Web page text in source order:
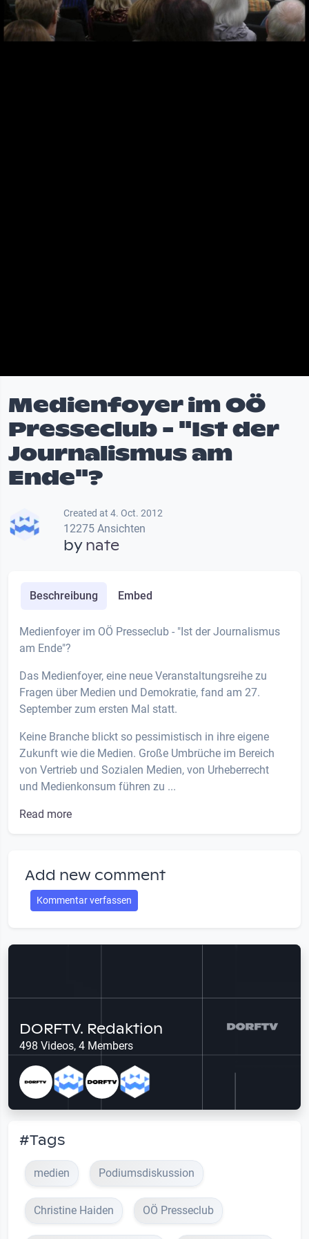
Medienfoyer im OÖ
Presseclub - "Ist der
Journalismus am
Ende"?
Created at 4. Oct. 2012
12275 Ansichten
bynate
Beschreibung Embed
Medienfoyer im OÖ Presseclub - "Ist der Journalismus
am Ende"?
Das Medienfoyer, eine neue Veranstaltungsreihe zu
Fragen über Medien und Demokratie, fand am 27.
September zum ersten Mal statt.
Keine Branche blickt so pessimistisch in ihre eigene
Zukunft wie die Medien. Große Umbrüche im Bereich
von Vertrieb und Sozialen Medien, von Urheberrecht
und Medienkonsum führen zu ...
Read more
Add new comment
Kommentar verfassen
DORFTV. Redaktion
498 Videos, 4 Members
#Tags
medien Podiumsdiskussion
Christine Haiden OÖ Presseclub